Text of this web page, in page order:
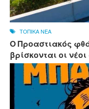
ΤΟΠΙΚΑ ΝΕΑ
Ο Προαστιακός
βρίσκονται οι